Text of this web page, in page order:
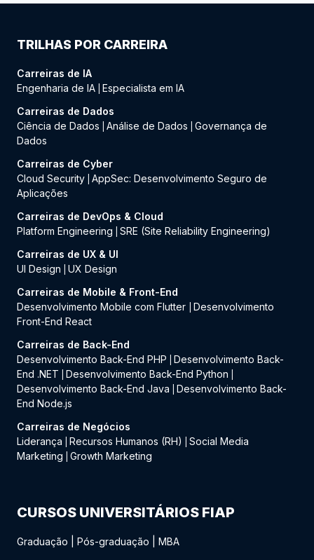
TRILHAS POR CARREIRA
Carreiras de IA
Engenharia de IA Especialista em IA
Carreiras de Dados
Ciência de Dados
Análise de Dados
Governança de
Dados
Carreiras de Cyber
Cloud Security AppSec: Desenvolvimento Seguro de
Aplicações
Carreiras de DevOps & Cloud
Platform Engineering
SRE (Site Reliability Engineering)
Carreiras de UX & UI
UI Design
UX Design
Carreiras de Mobile & Front-End
Desenvolvimento Mobile com Flutter
Desenvolvimento
Front-End React
Carreiras de Back-End
Desenvolvimento Back-End PHP
Desenvolvimento Back-
End .NET
Desenvolvimento Back-End Python
Desenvolvimento Back-End Java
Desenvolvimento Back-
End Node.js
Carreiras de Negócios
Liderança
Recursos Humanos (RH)
Social Media
Marketing
Growth Marketing
CURSOS UNIVERSITÁRIOS FIAP
Graduação Pós-graduação MBA